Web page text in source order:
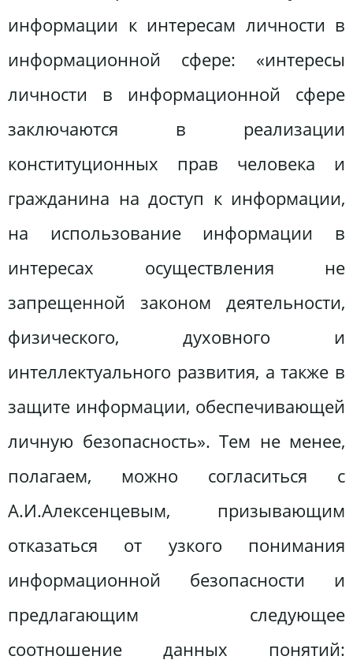
информации к интересам личности в
информационной сфере: «интересы
личности в информационной сфере
заключаются в реализации
конституционных прав человека и
гражданина на доступ к информации,
на использование информации в
интересах осуществления не
запрещенной законом деятельности,
физического, духовного и
интеллектуального развития, а также в
защите информации, обеспечивающей
личную безопасность». Тем не менее,
полагаем, можно согласиться с
А.И.Алексенцевым, призывающим
отказаться от узкого понимания
информационной безопасности и
предлагающим следующее
соотношение данных понятий: